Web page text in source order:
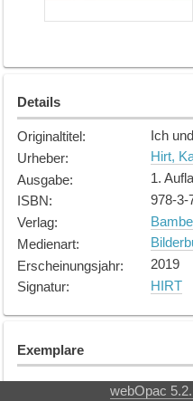
Details
Originaltitel:
Ich
Urheber:
Hirt,
Ausgabe:
1.
ISBN:
978-3-
Verlag:
Medienart:
Erscheinungsjahr:
2019
Signatur: HIRT
Exemplare
Exemplar 1 webOpac